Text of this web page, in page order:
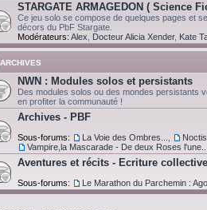
STARGATE ARMAGEDON ( Science
Ce jeu solo se compose de quelques pages et
décors du PbF Stargate.
Modérateurs: Alex Docteur Alicia Xender, Kate
ARCHIVES
NWN : Modules solos et persistants
Des modules solos ou des mondes persistants
en profiter la communauté !
Archives - PBF
Sous-forums: La Voie des Ombres...
Vampire,la Mascarade - De deux Roses
Aventures et récits - Ecriture collective
Sous-forums: Le Marathon du Parchemin :